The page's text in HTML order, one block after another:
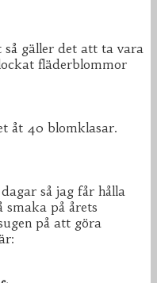
gäller det att ta vara
fläderblommor
åt 40 blomklasar.
så jag får hålla
på årets
på att göra